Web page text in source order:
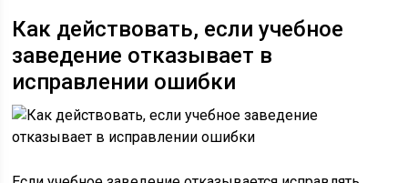
Как действовать, если учебное
заведение отказывает в
исправлении ошибки